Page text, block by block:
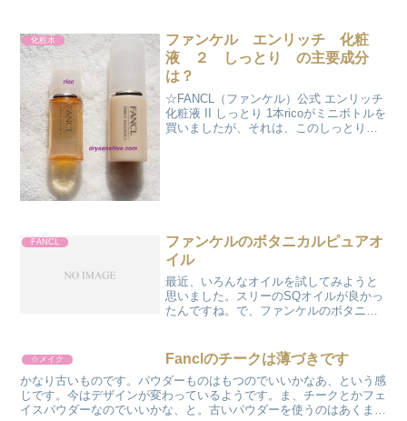
感はそれほど変わりません。微かに柑橘
系の香りがするように思い...
化粧水
ファンケル エンリッチ 化粧
液 ２ しっとり の主要成分
は？
☆FANCL（ファンケル）公式 エンリッチ
化粧液 II しっとり 1本ricoがミニボトルを
買いましたが、それは、このしっとりタ
FANCL
ファンケルのボタニカルピュアオ
イル
最近、いろんなオイルを試してみようと
思いました。スリーのSQオイルが良かっ
たんですね。で、ファンケルのボタニカ
ですが、精製しているらしく、ほとんど
無色ですね。微かに黄色...
☆メイク Fanclのチークは薄づきです
かなり古いものです。パウダーものはもつのでいいかなあ、という感
じです。今はデザインが変わっているようです。ま、チークとかフェ
イスパウダーなのでいいかな、と。古いパウダーを使うのはあくまで